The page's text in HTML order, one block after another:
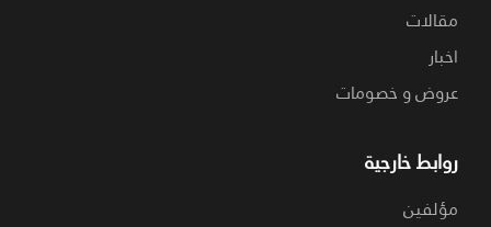
مقالات
اخبار
عروض و خصومات
روابط خارجية
مؤلفين